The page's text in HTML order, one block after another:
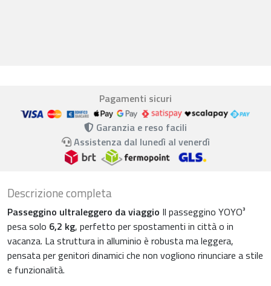
Pagamenti sicuri
Garanzia e reso facili
Assistenza dal lunedì al venerdì
Descrizione completa
Passeggino ultraleggero da viaggio Il passeggino YOYO³
pesa solo 6,2 kg, perfetto per spostamenti in città o in
vacanza. La struttura in alluminio è robusta ma leggera,
pensata per genitori dinamici che non vogliono rinunciare a stile
e funzionalità.